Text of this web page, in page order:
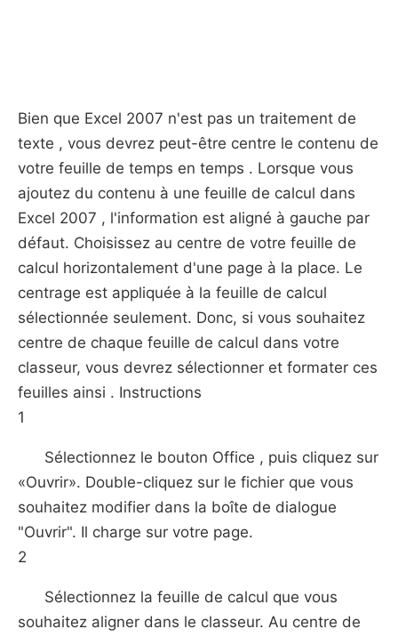
Bien que Excel 2007 n'est pas un traitement de
texte , vous devrez peut-être centre le contenu de
votre feuille de temps en temps . Lorsque vous
ajoutez du contenu à une feuille de calcul dans
Excel 2007 , l'information est aligné à gauche par
défaut. Choisissez au centre de votre feuille de
calcul horizontalement d'une page à la place. Le
centrage est appliquée à la feuille de calcul
sélectionnée seulement. Donc, si vous souhaitez
centre de chaque feuille de calcul dans votre
classeur, vous devrez sélectionner et formater ces
feuilles ainsi . Instructions
1
Sélectionnez le bouton Office , puis cliquez sur
«Ouvrir». Double-cliquez sur le fichier que vous
souhaitez modifier dans la boîte de dialogue
"Ouvrir". Il charge sur votre page.
2
Sélectionnez la feuille de calcul que vous
souhaitez aligner dans le classeur. Au centre de